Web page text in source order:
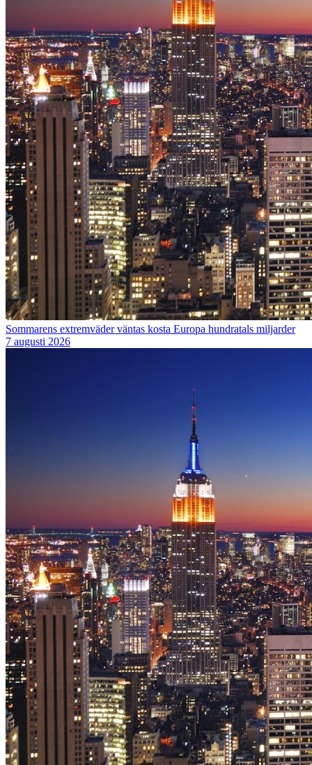
Sommarens extremväder väntas kosta Europa hundratals miljarder
7 augusti 2026